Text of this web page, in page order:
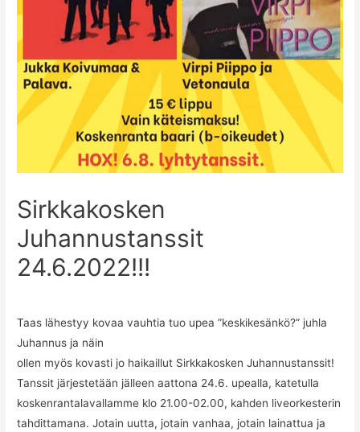
Sirkkakosken
Juhannustanssit
24.6.2022!!!
Taas lähestyy kovaa vauhtia tuo upea ”keskikesänkö?” juhla
Juhannus ja näin
ollen myös kovasti jo haikaillut Sirkkakosken Juhannustanssit!
Tanssit järjestetään jälleen aattona 24.6. upealla, katetulla
koskenrantalavallamme klo 21.00-02.00, kahden liveorkesterin
tahdittamana. Jotain uutta, jotain vanhaa, jotain lainattua ja